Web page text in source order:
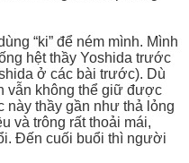
“ki” để ném mình. Mình
hệt thầy Yoshida trước
ở các bài trước). Dù
vẫn không thể giữ được
này thầy gần như thả lỏng
và trông rất thoải mái,
Đến cuối buổi thì người